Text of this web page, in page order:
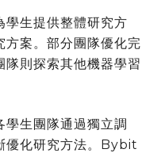
學生提供整體研究方
方案。部分團隊優化完
則探索其他機器學習
學生團隊通過獨立調
優化研究方法。Bybit